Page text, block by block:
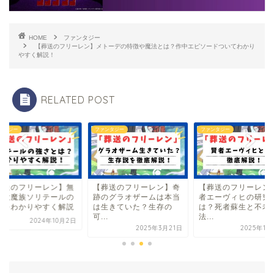
HOME
ファンタジー
【葬送のフリーレン】メトーデの特徴や魔法とは？作中エピソードついてわかり
やすく解説！
RELATED POST
タジー
送のフリーレン】無
大魔族ソリテールの
をわかりやすく解説
2024年10月2日
ファンタジー
【葬送のフリーレン】奇
跡のグラオザームは本当
は生きていた？生存の
可...
2025年3月21日
ファンタジー
【葬送のフリーレン
者エーヴィヒの研究
は？死者蘇生と不老
法...
2025年11